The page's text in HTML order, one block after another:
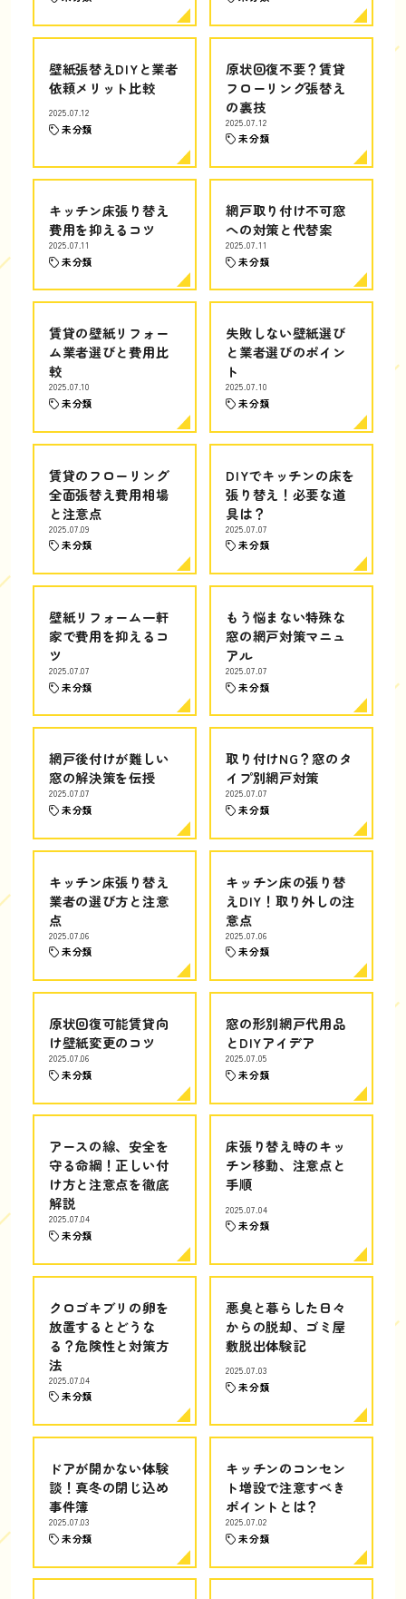
壁紙張替えDIYと業者
依頼メリット比較
2025.07.12
未分類
原状回復不要？賃貸
フローリング張替え
の裏技
2025.07.12
未分類
キッチン床張り替え
費用を抑えるコツ
2025.07.11
未分類
網戸取り付け不可窓
への対策と代替案
2025.07.11
未分類
賃貸の壁紙リフォー
ム業者選びと費用比
較
2025.07.10
未分類
失敗しない壁紙選び
と業者選びのポイン
ト
2025.07.10
未分類
賃貸のフローリング
全面張替え費用相場
と注意点
2025.07.09
未分類
DIYでキッチンの床を
張り替え！必要な道
具は？
2025.07.07
未分類
壁紙リフォーム一軒
家で費用を抑えるコ
ツ
2025.07.07
未分類
もう悩まない特殊な
窓の網戸対策マニュ
アル
2025.07.07
未分類
網戸後付けが難しい
窓の解決策を伝授
2025.07.07
未分類
取り付けNG？窓のタ
イプ別網戸対策
2025.07.07
未分類
キッチン床張り替え
業者の選び方と注意
点
2025.07.06
未分類
キッチン床の張り替
えDIY！取り外しの注
意点
2025.07.06
未分類
原状回復可能賃貸向
け壁紙変更のコツ
2025.07.06
未分類
窓の形別網戸代用品
とDIYアイデア
2025.07.05
未分類
アースの線、安全を
守る命綱！正しい付
け方と注意点を徹底
解説
2025.07.04
未分類
床張り替え時のキッ
チン移動、注意点と
手順
2025.07.04
未分類
クロゴキブリの卵を
放置するとどうな
る？危険性と対策方
法
2025.07.04
未分類
悪臭と暮らした日々
からの脱却、ゴミ屋
敷脱出体験記
2025.07.03
未分類
ドアが開かない体験
談！真冬の閉じ込め
事件簿
2025.07.03
未分類
キッチンのコンセン
ト増設で注意すべき
ポイントとは？
2025.07.02
未分類